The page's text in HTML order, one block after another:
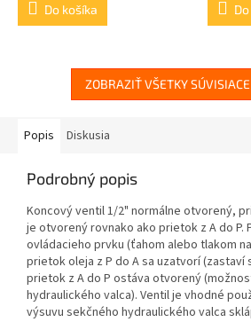
Do košíka
ZOBRAZIŤ VŠETKY
Popis Diskusia
Podrobný popis
Koncový ventil 1/2" normálne otvorený,
je otvorený rovnako ako prietok z A do P.
ovládacieho prvku (ťahom alebo tlakom
prietok oleja z P do A sa uzatvorí (zastaví
prietok z A do P ostáva otvorený
hydraulického valca). Ventil je vhodné
výsuvu sekčného hydraulického valca